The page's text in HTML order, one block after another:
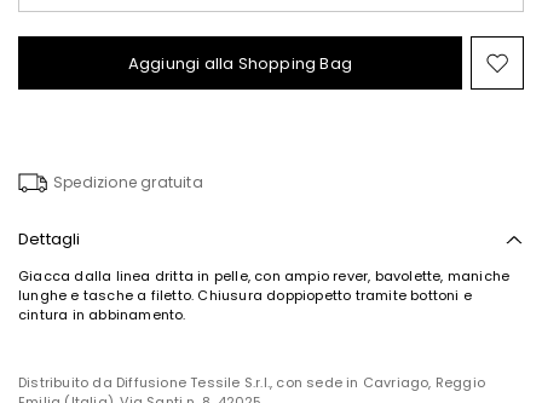
Aggiungi alla Shopping Bag
Spedizione gratuita
Dettagli
Giacca dalla linea dritta in pelle, con ampio rever, bavolette, maniche
lunghe e tasche a filetto. Chiusura doppiopetto tramite bottoni e
cintura in abbinamento.
Distribuito da Diffusione Tessile S.r.l., con sede in Cavriago, Reggio